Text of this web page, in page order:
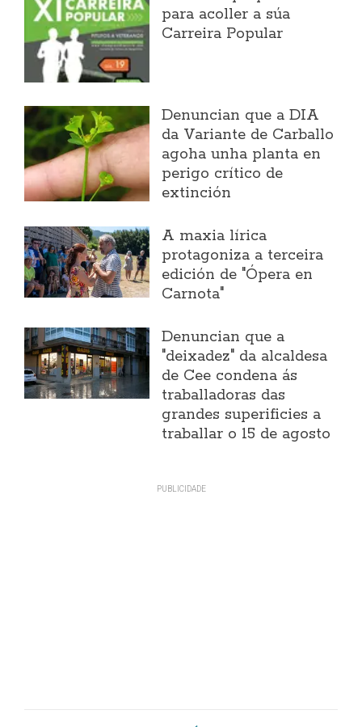
para acoller a súa
Carreira Popular
Denuncian que a DIA
da Variante de Carballo
agoha unha planta en
perigo crítico de
extinción
A maxia lírica
protagoniza a terceira
edición de "Ópera en
Carnota"
Denuncian que a
"deixadez" da alcaldesa
de Cee condena ás
traballadoras das
grandes superificies a
traballar o 15 de agosto